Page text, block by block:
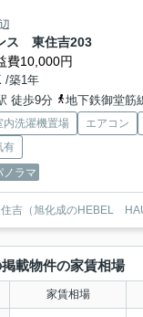
ス 東住吉203
費10,000円
/築1年
徒歩9分
地下鉄御堂筋線「
内洗濯機置場 エアコン
有
ノラマ
吉（旭化成のHEBEL
載物件の家賃相場
家賃相場